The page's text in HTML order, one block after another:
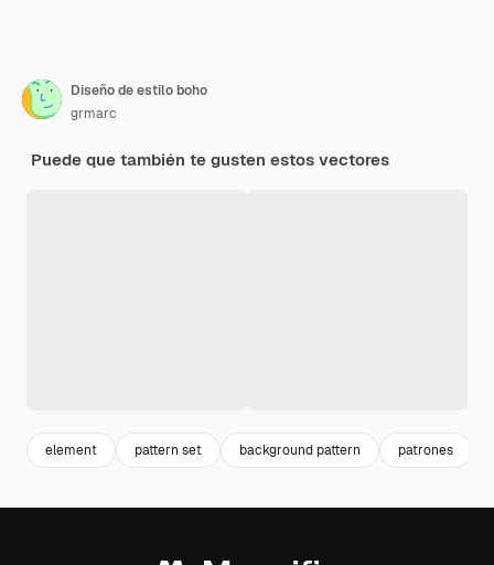
Diseño de estilo boho
grmarc
Puede que también te gusten estos vectores
element pattern set background pattern patrones